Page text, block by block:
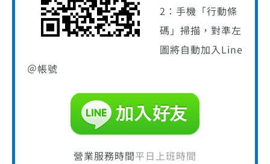
2：手機「行動條
碼」掃描，對準左
圖將自動加入Line
＠帳號
營業服務時間平日上班時間